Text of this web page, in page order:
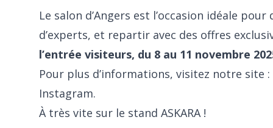
Le salon d’Angers est l’occasion idéale
d’experts, et repartir avec des offres
l’entrée visiteurs, du 8 au 11 novembre
Pour plus d’informations, visitez notre site :
Instagram.
À très vite sur le stand ASKARA !